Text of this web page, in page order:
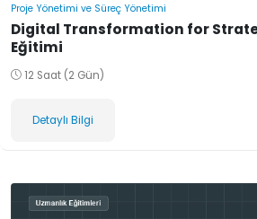
Proje Yönetimi ve Süreç Yönetimi
Digital Transformation for
Eğitimi
12 Saat (2 Gün)
Detaylı Bilgi